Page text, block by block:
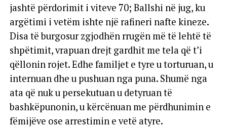
jashtë përdorimit i viteve 70; Ballshi në jug, ku
argëtimi i vetëm ishte një rafineri nafte kineze.
Disa të burgosur zgjodhën rrugën më të lehtë të
shpëtimit, vrapuan drejt gardhit me tela që t’i
qëllonin rojet. Edhe familjet e tyre u torturuan, u
internuan dhe u pushuan nga puna. Shumë nga
ata që nuk u persekutuan u detyruan të
bashkëpunonin, u kërcënuan me përdhunimin e
fëmijëve ose arrestimin e vetë atyre.